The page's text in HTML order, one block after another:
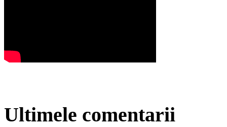
Ultimele comentarii